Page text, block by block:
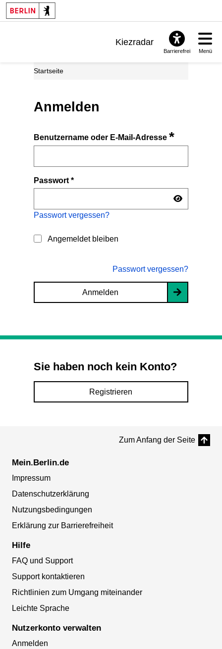
Kiezradar
Barrierefrei Menü
Startseite
Anmelden
Benutzername oder E-Mail-Adresse*
Passwort*
Passwort vergessen?
Angemeldet bleiben
Passwort vergessen?
Anmelden
Sie haben noch kein Konto?
Registrieren
Zum Anfang der Seite
Mein.Berlin.de
Impressum
Datenschutzerklärung
Nutzungsbedingungen
Erklärung zur Barrierefreiheit
Hilfe
FAQ und Support
Support kontaktieren
Richtlinien zum Umgang miteinander
Leichte Sprache
Nutzerkonto verwalten
Anmelden